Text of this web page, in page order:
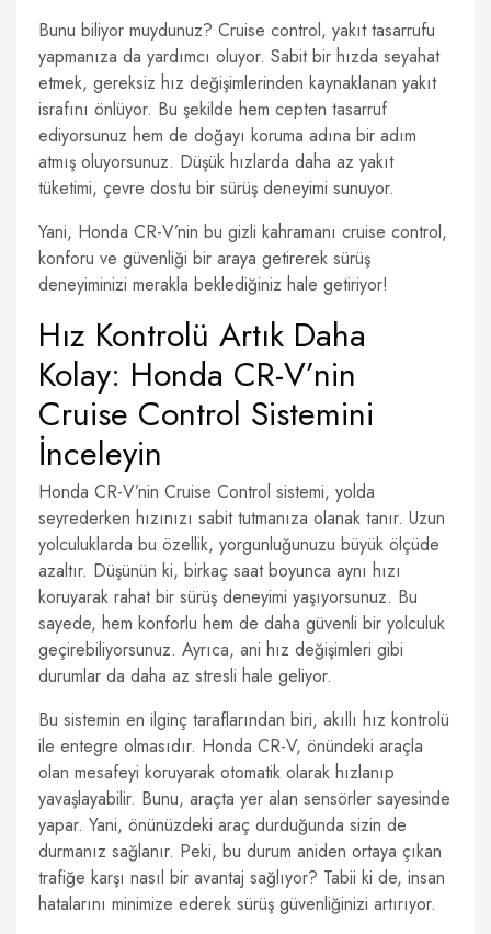
Bunu biliyor muydunuz? Cruise control, yakıt tasarrufu
yapmanıza da yardımcı oluyor. Sabit bir hızda seyahat
etmek, gereksiz hız değişimlerinden kaynaklanan yakıt
israfını önlüyor. Bu şekilde hem cepten tasarruf
ediyorsunuz hem de doğayı koruma adına bir adım
atmış oluyorsunuz. Düşük hızlarda daha az yakıt
tüketimi, çevre dostu bir sürüş deneyimi sunuyor.
Yani, Honda CR-V’nin bu gizli kahramanı cruise control,
konforu ve güvenliği bir araya getirerek sürüş
deneyiminizi merakla beklediğiniz hale getiriyor!
Hız Kontrolü Artık Daha
Kolay: Honda CR-V’nin
Cruise Control Sistemini
İnceleyin
Honda CR-V’nin Cruise Control sistemi, yolda
seyrederken hızınızı sabit tutmanıza olanak tanır. Uzun
yolculuklarda bu özellik, yorgunluğunuzu büyük ölçüde
azaltır. Düşünün ki, birkaç saat boyunca aynı hızı
koruyarak rahat bir sürüş deneyimi yaşıyorsunuz. Bu
sayede, hem konforlu hem de daha güvenli bir yolculuk
geçirebiliyorsunuz. Ayrıca, ani hız değişimleri gibi
durumlar da daha az stresli hale geliyor.
Bu sistemin en ilginç taraflarından biri, akıllı hız kontrolü
ile entegre olmasıdır. Honda CR-V, önündeki araçla
olan mesafeyi koruyarak otomatik olarak hızlanıp
yavaşlayabilir. Bunu, araçta yer alan sensörler sayesinde
yapar. Yani, önünüzdeki araç durduğunda sizin de
durmanız sağlanır. Peki, bu durum aniden ortaya çıkan
trafiğe karşı nasıl bir avantaj sağlıyor? Tabii ki de, insan
hatalarını minimize ederek sürüş güvenliğinizi artırıyor.